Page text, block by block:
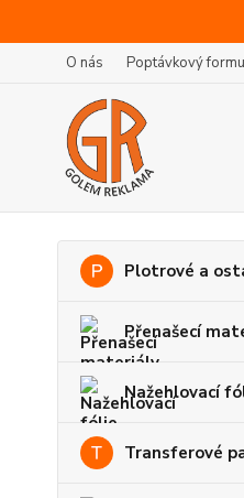
O nás Poptávkový
Plotrové a
Přenašecí
Nažehlovací
Transferové